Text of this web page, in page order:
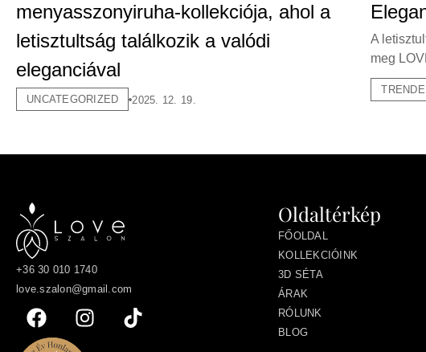
menyasszonyiruha-kollekciója, ahol a
letisztultság találkozik a valódi
eleganciával
UNCATEGORIZED 2025. 12. 19.
A
meg
+36 30 010 1740
love.szalon@gmail.com
Oldaltérkép
FŐOLDAL
KOLLEKCIÓINK
3D SÉTA
ÁRAK
RÓLUNK
BLOG